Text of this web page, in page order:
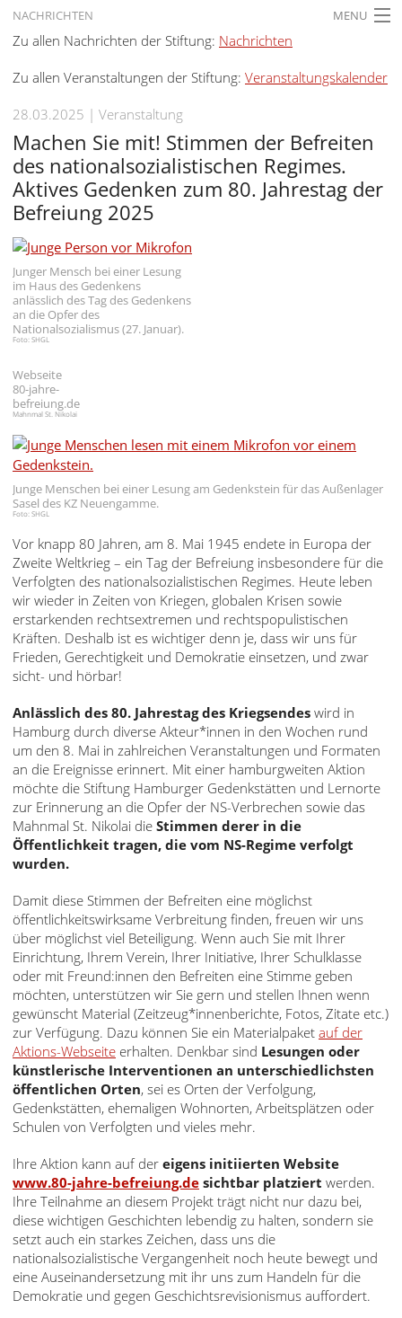
NACHRICHTEN MENU
STARTSEITE
AKTUELLES
AUSSTELLUNGEN
GESCHICHTE
BILDUNG
FORSCHUNG
SERVICE
Deutsch Zurück
Deutsch
Français
Dansk
Italiano
Nederlands
Polski
Türkçe
Yкраїнський
Русский
עברית
العربية
日
本
語
Zu allen Nachrichten der Stiftung: Nachrichten
Zu allen Veranstaltungen der Stiftung: Veranstaltungskalender
28.03.2025 Veranstaltung
Machen Sie mit! Stimmen der Befreiten
des nationalsozialistischen Regimes.
Aktives Gedenken zum 80. Jahrestag der
Befreiung 2025
Junger Mensch bei einer Lesung
im Haus des Gedenkens
anlässlich des Tag des Gedenkens
an die Opfer des
Nationalsozialismus (27. Januar).
Foto: SHGL
Webseite
80-jahre-
befreiung.de
Mahnmal St. Nikolai
Junge Menschen bei einer Lesung am Gedenkstein für das Außenlager
Sasel des KZ Neuengamme.
Foto: SHGL
Vor knapp 80 Jahren, am 8. Mai 1945 endete in Europa der
Zweite Weltkrieg – ein Tag der Befreiung insbesondere für die
Verfolgten des nationalsozialistischen Regimes. Heute leben
wir wieder in Zeiten von Kriegen, globalen Krisen sowie
erstarkenden rechtsextremen und rechtspopulistischen
Kräften. Deshalb ist es wichtiger denn je, dass wir uns für
Frieden, Gerechtigkeit und Demokratie einsetzen, und zwar
sicht- und hörbar!
Anlässlich des 80. Jahrestag des Kriegsendes wird in
Hamburg durch diverse Akteur*innen in den Wochen rund
um den 8. Mai in zahlreichen Veranstaltungen und Formaten
an die Ereignisse erinnert. Mit einer hamburgweiten Aktion
möchte die Stiftung Hamburger Gedenkstätten und Lernorte
zur Erinnerung an die Opfer der NS-Verbrechen sowie das
Mahnmal St. Nikolai die Stimmen derer in die
Öffentlichkeit tragen, die vom NS-Regime verfolgt
wurden.
Damit diese Stimmen der Befreiten eine möglichst
öffentlichkeitswirksame Verbreitung finden, freuen wir uns
über möglichst viel Beteiligung. Wenn auch Sie mit Ihrer
Einrichtung, Ihrem Verein, Ihrer Initiative, Ihrer Schulklasse
oder mit Freund:innen den Befreiten eine Stimme geben
möchten, unterstützen wir Sie gern und stellen Ihnen wenn
gewünscht Material (Zeitzeug*innenberichte, Fotos, Zitate etc.)
zur Verfügung. Dazu können Sie ein Materialpaket auf der
Aktions-Webseite erhalten. Denkbar sind Lesungen oder
künstlerische Interventionen an unterschiedlichsten
öffentlichen Orten, sei es Orten der Verfolgung,
Gedenkstätten, ehemaligen Wohnorten, Arbeitsplätzen oder
Schulen von Verfolgten und vieles mehr.
Ihre Aktion kann auf der eigens initiierten Website
www.80-jahre-befreiung.de sichtbar platziert werden.
Ihre Teilnahme an diesem Projekt trägt nicht nur dazu bei,
diese wichtigen Geschichten lebendig zu halten, sondern sie
setzt auch ein starkes Zeichen, dass uns die
nationalsozialistische Vergangenheit noch heute bewegt und
eine Auseinandersetzung mit ihr uns zum Handeln für die
Demokratie und gegen Geschichtsrevisionismus auffordert.